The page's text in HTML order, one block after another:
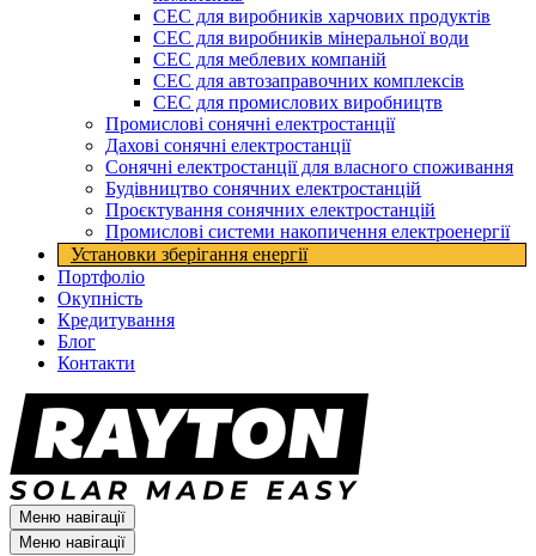
СЕС для виробників харчових продуктів
СЕС для виробників мінеральної води
СЕС для меблевих компаній
СЕС для автозаправочних комплексів
СЕС для промислових виробництв
Промислові сонячні електростанції
Дахові сонячні електростанції
Сонячні електростанції для власного споживання
Будівництво сонячних електростанцій
Проєктування сонячних електростанцій
Промислові системи накопичення електроенергії
Установки зберігання енергії​
Портфоліо
Окупність
Кредитування
Блог
Контакти
Меню навігації
Меню навігації